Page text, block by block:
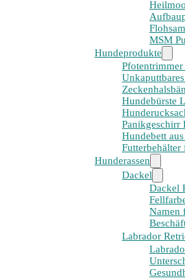
MSM
Hundeprodukte
Hundebürste
Panikgeschirr
Hundebett
Hunderassen
Dackel
Dackel
Namen
Labrador